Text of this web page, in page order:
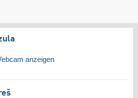
anzeigen